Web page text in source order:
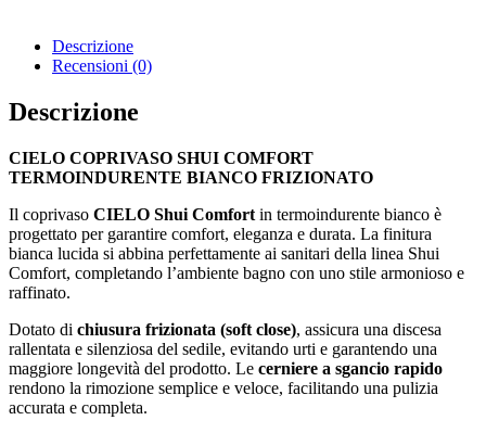
Descrizione
Recensioni (0)
Descrizione
CIELO COPRIVASO SHUI COMFORT
TERMOINDURENTE BIANCO FRIZIONATO
Il coprivaso CIELO Shui Comfort in termoindurente bianco è
progettato per garantire comfort, eleganza e durata. La finitura
bianca lucida si abbina perfettamente ai sanitari della linea Shui
Comfort, completando l’ambiente bagno con uno stile armonioso e
raffinato.
Dotato di chiusura frizionata (soft close), assicura una discesa
rallentata e silenziosa del sedile, evitando urti e garantendo una
maggiore longevità del prodotto. Le cerniere a sgancio rapido
rendono la rimozione semplice e veloce, facilitando una pulizia
accurata e completa.